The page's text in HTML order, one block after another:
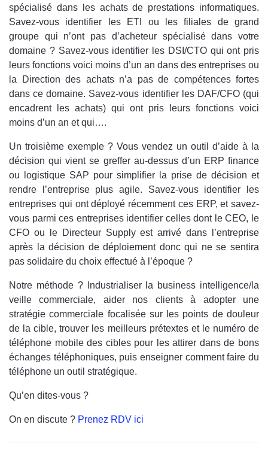
spécialisé dans les achats de prestations informatiques.
Savez-vous identifier les ETI ou les filiales de grand
groupe qui n’ont pas d’acheteur spécialisé dans votre
domaine ? Savez-vous identifier les DSI/CTO qui ont pris
leurs fonctions voici moins d’un an dans des entreprises ou
la Direction des achats n’a pas de compétences fortes
dans ce domaine. Savez-vous identifier les DAF/CFO (qui
encadrent les achats) qui ont pris leurs fonctions voici
moins d’un an et qui….
Un troisième exemple ? Vous vendez un outil d’aide à la
décision qui vient se greffer au-dessus d’un ERP finance
ou logistique SAP pour simplifier la prise de décision et
rendre l’entreprise plus agile. Savez-vous identifier les
entreprises qui ont déployé récemment ces ERP, et savez-
vous parmi ces entreprises identifier celles dont le CEO, le
CFO ou le Directeur Supply est arrivé dans l’entreprise
après la décision de déploiement donc qui ne se sentira
pas solidaire du choix effectué à l’époque ?
Notre méthode ? Industrialiser la business intelligence/la
veille commerciale, aider nos clients à adopter une
stratégie commerciale focalisée sur les points de douleur
de la cible, trouver les meilleurs prétextes et le numéro de
téléphone mobile des cibles pour les attirer dans de bons
échanges téléphoniques, puis enseigner comment faire du
téléphone un outil stratégique.
Qu’en dites-vous ?
On en discute ? Prenez RDV ici